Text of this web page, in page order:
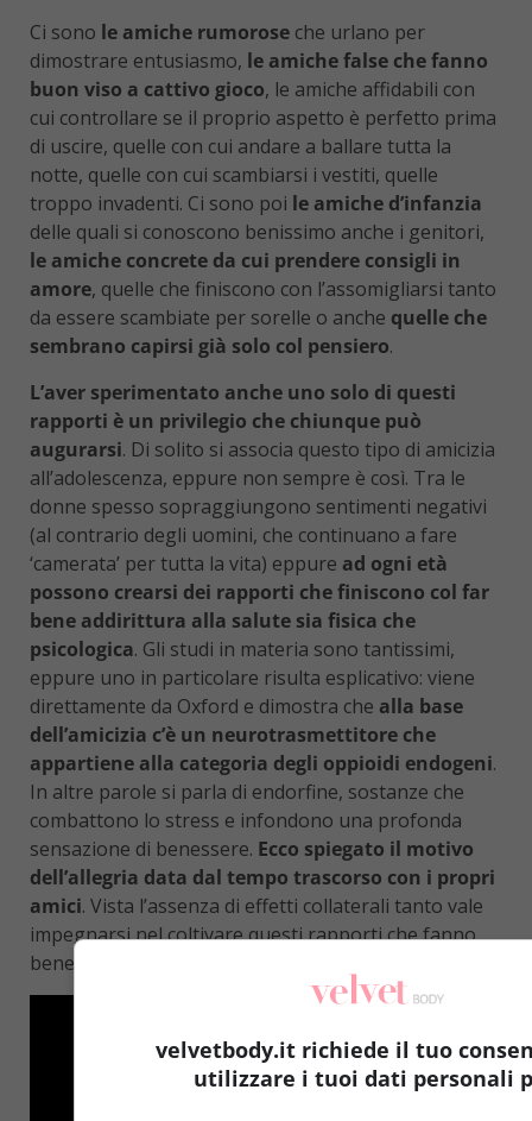
Ci sono le amiche rumorose che urlano per
dimostrare entusiasmo, le amiche false che fanno
buon viso a cattivo gioco, le amiche affidabili con
cui controllare se il proprio aspetto è perfetto prima
di uscire, quelle con cui andare a ballare tutta la
notte, quelle con cui scambiarsi i vestiti, quelle
troppo invadenti. Ci sono poi le amiche d’infanzia
delle quali si conoscono benissimo anche i genitori,
le amiche concrete da cui prendere consigli in
amore, quelle che finiscono con l’assomigliarsi tanto
da essere scambiate per sorelle o anche quelle che
sembrano capirsi già solo col pensiero.
L’aver sperimentato anche uno solo di questi
rapporti è un privilegio che chiunque può
augurarsi. Di solito si associa questo tipo di amicizia
all’adolescenza, eppure non sempre è così. Tra le
donne spesso sopraggiungono sentimenti negativi
(al contrario degli uomini, che continuano a fare
‘camerata’ per tutta la vita) eppure ad ogni età
possono crearsi dei rapporti che finiscono col far
bene addirittura alla salute sia fisica che
psicologica. Gli studi in materia sono tantissimi,
eppure uno in particolare risulta esplicativo: viene
direttamente da Oxford e dimostra che alla base
dell’amicizia c’è un neurotrasmettitore che
appartiene alla categoria degli oppioidi endogeni.
In altre parole si parla di endorfine, sostanze che
combattono lo stress e infondono una profonda
sensazione di benessere. Ecco spiegato il motivo
dell’allegria data dal tempo trascorso con i propri
amici. Vista l’assenza di effetti collaterali tanto vale
impegnarsi nel coltivare questi rapporti che fanno
bene dentro e fuori.
velvetbody.it richiede il tuo
utilizzare i tuoi dati personali